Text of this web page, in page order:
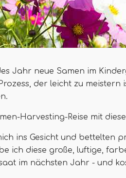
Jahr neue Samen im
der leicht zu meistern
Harvesting-Reise mit
ins Gesicht und bettelten
ich diese große, luftige,
im nächsten Jahr - und